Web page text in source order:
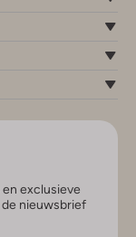
exclusieve
de nieuwsbrief